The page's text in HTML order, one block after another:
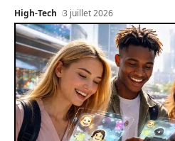
High-Tech 3 juillet 2026